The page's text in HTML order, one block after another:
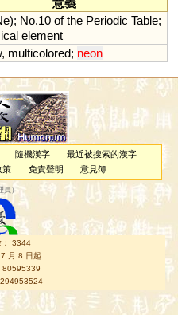
); No.10 of the Periodic Table;
element
, multicolored; neon
隨機漢字
最近被搜索的漢字
策 免責聲明 意見簿
員）
： 3344
月 8 日起
80595339